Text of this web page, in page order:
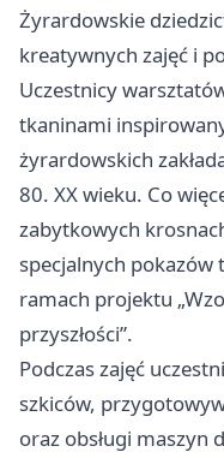
Żyrardowskie
kreatywnych zajęć i
Uczestnicy
tkaninami
żyrardowskich
80. XX wieku. Co
zabytkowych
specjalnych
ramach projektu
przyszłości”.
Podczas zajęć
szkiców,
oraz obsługi maszyn